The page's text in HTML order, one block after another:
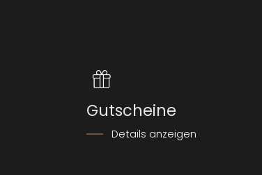
Gutscheine
Details anzeigen